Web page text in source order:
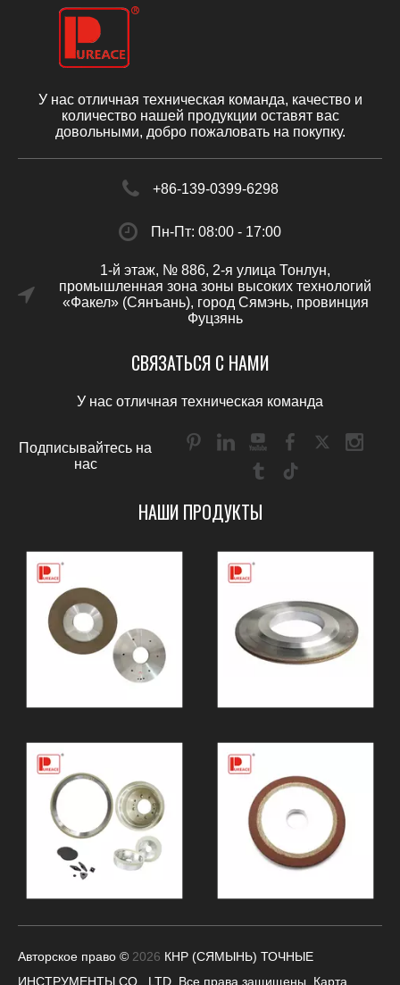
У нас отличная техническая команда, качество и
количество нашей продукции оставят вас
довольными, добро пожаловать на покупку.
+86-139-0399-6298
Пн-Пт: 08:00 - 17:00
1-й этаж, № 886, 2-я улица Тонлун,
промышленная зона зоны высоких технологий
«Факел» (Сянъань), город Сямэнь, провинция
Фуцзянь
СВЯЗАТЬСЯ С НАМИ
У нас отличная техническая команда
Подписывайтесь на
нас
НАШИ ПРОДУКТЫ
Авторское право © 2026 КНР (СЯМЫНЬ) ТОЧНЫЕ
ИНСТРУМЕНТЫ CO., LTD. Все права защищены. Карта